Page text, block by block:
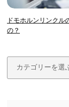
ドモホルンリンクル
の？